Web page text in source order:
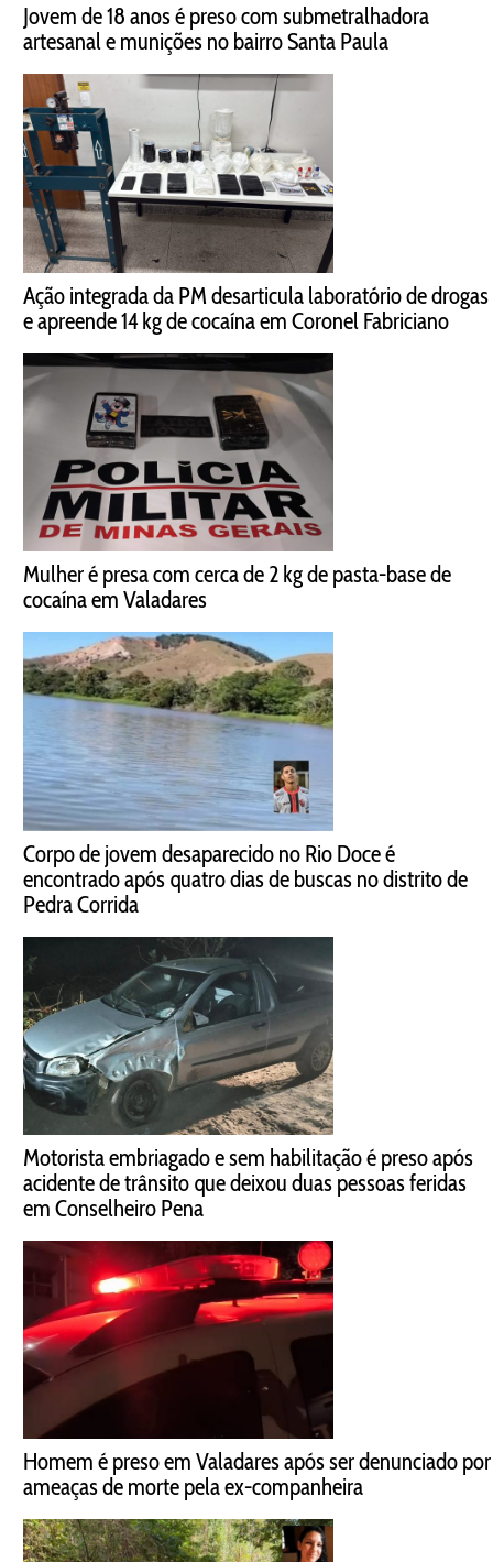
Jovem de 18 anos é preso com submetralhadora
artesanal e munições no bairro Santa Paula
Ação integrada da PM desarticula laboratório de drogas
e apreende 14 kg de cocaína em Coronel Fabriciano
Mulher é presa com cerca de 2 kg de pasta-base de
cocaína em Valadares
Corpo de jovem desaparecido no Rio Doce é
encontrado após quatro dias de buscas no distrito de
Pedra Corrida
Motorista embriagado e sem habilitação é preso após
acidente de trânsito que deixou duas pessoas feridas
em Conselheiro Pena
Homem é preso em Valadares após ser denunciado por
ameaças de morte pela ex-companheira